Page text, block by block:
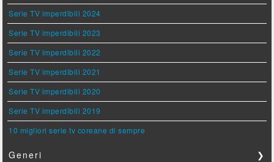
Serie TV imperdibili 2024
Serie TV imperdibili 2023
Serie TV imperdibili 2022
Serie TV imperdibili 2021
Serie TV imperdibili 2020
Serie TV imperdibili 2019
10 migliori serie tv coreane di sempre
Generi ❯